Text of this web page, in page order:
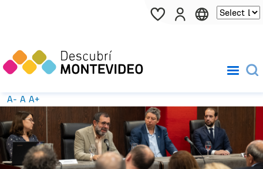
Pasar al contenido principal
A- A A+